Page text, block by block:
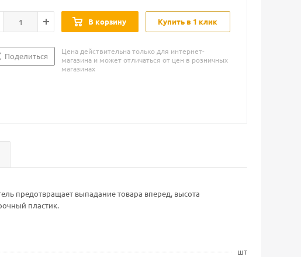
В корзину Купить в 1 клик
Поделиться
Цена действительна только для интернет-
магазина и может отличаться от цен в розничных
магазинах
предотвращает выпадание товара вперед, высота
пластик.
шт